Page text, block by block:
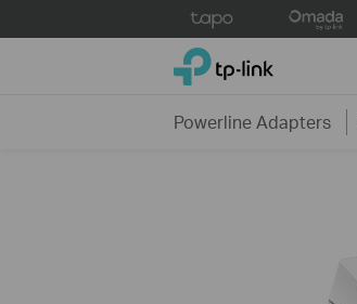
to
TP-Link, Reliably Smart
Powerline Adapters